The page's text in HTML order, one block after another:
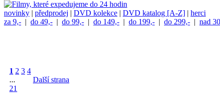
novinky | předprodej | DVD kolekce | DVD katalog [A-Z] | herci
za 9,- | do 49,- | do 99,- | do 149,- | do 199,- | do 299,- | nad
1 2 3 4
...
21
Další strana